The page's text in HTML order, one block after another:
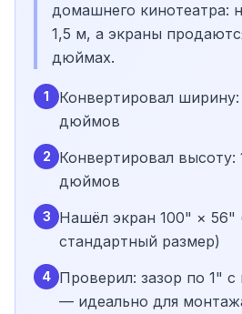
домашнего кинотеатра:
1,5 м, а экраны
дюймах.
1
Конвертировал
дюймов
2
Конвертировал высоту:
дюймов
3
Нашёл экран 100" ×
стандартный размер)
4 Проверил: зазор по 1"
— идеально для